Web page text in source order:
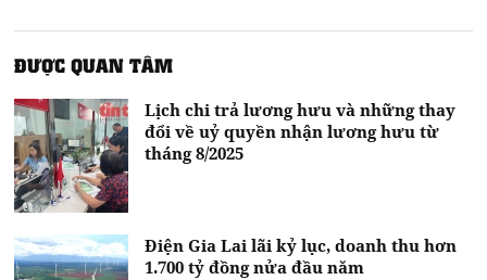
ĐƯỢC QUAN TÂM
Lịch chi trả lương hưu và những thay
đổi về uỷ quyền nhận lương hưu từ
tháng 8/2025
Điện Gia Lai lãi kỷ lục, doanh thu hơn
1.700 tỷ đồng nửa đầu năm